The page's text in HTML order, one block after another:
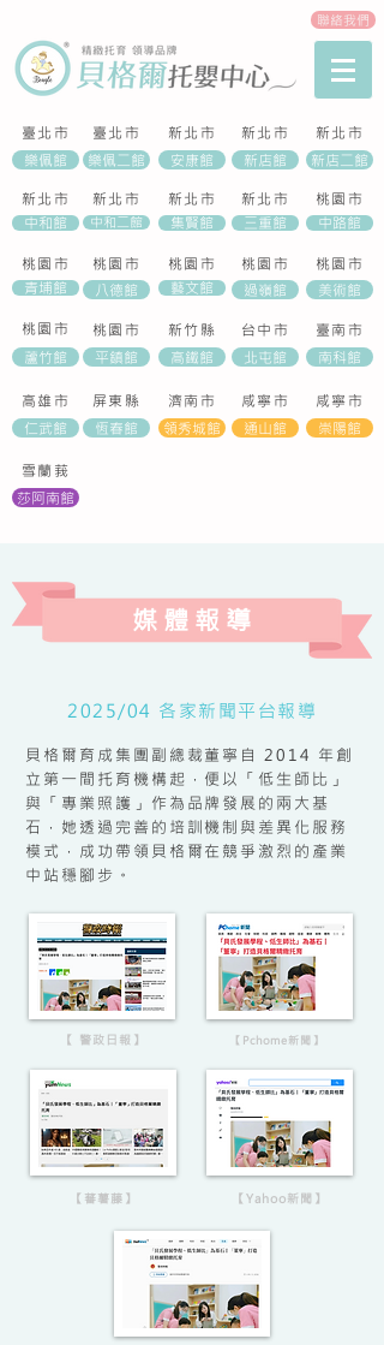
聯絡我們
臺北市
臺北市
樂佩館
樂佩二館
新北市 新北市
新北市
安康館
新店館
新店二館
​新北市
新北市
中和館
中和二館
新北市
新北市
集賢館
三重館
桃園市
中路館
桃園市
桃園市
青埔館
八德館
桃園市
桃園市
藝文館
過嶺館
桃園市
美術館
桃園市
桃園市
蘆竹館
平鎮館
新竹縣 ​台中市
​臺南市
高鐵館
北屯館 南科館
​高雄市
​屏東縣
仁武館
恆春館
濟南市 咸寧市
咸寧市
領秀城館
通山館 崇陽館
雪蘭莪
莎阿南館
媒 體 報 導
2025/04 各家新聞平台報導
貝格爾育成集團副總裁董寧自 2014 年創
立第一間托育機構起，便以「低生師比」
與「專業照護」作為品牌發展的兩大基
石，她透過完善的培訓機制與差異化服務
模式，成功帶領貝格爾在競爭激烈的產業
中站穩腳步。
【 警政日報】
【蕃薯藤】
【Pchome新聞】
【Yahoo新聞】